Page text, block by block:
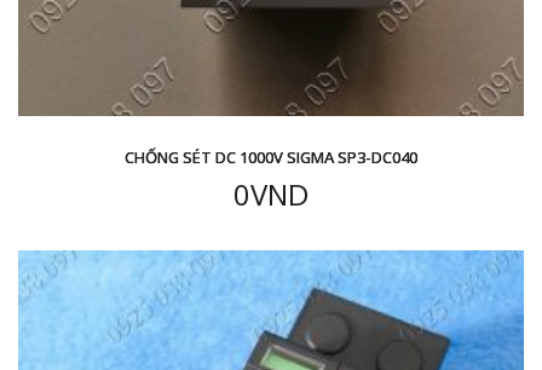
CHỐNG SÉT DC 1000V SIGMA SP3-DC040
0VND